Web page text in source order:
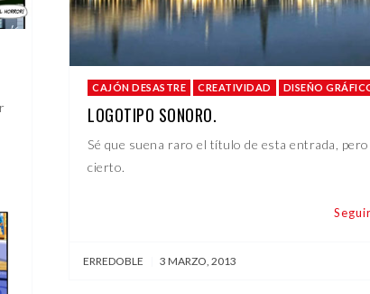
CAJÓN DESASTRE CREATIVIDAD DISEÑO
LOGOTIPO SONORO.
Sé que suena raro el título de esta entrada, pero
cierto.
ERREDOBLE 3 MARZO, 2013